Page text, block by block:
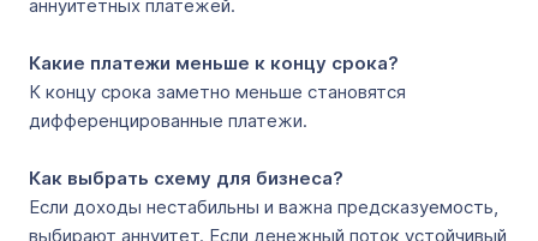
аннуитетных платежей.
Какие платежи меньше к концу срока?
К концу срока заметно меньше становятся
дифференцированные платежи.
Как выбрать схему для бизнеса?
Если доходы нестабильны и важна предсказуемость,
выбирают аннуитет. Если денежный поток устойчивый